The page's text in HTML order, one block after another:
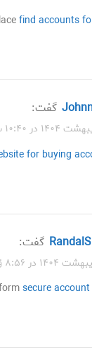
find accounts
گفت:
for buying
گفت:
secure